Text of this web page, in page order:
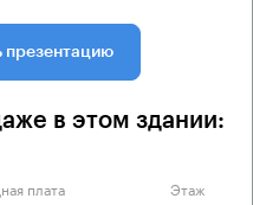
презентацию
в этом здании:
плата Этаж